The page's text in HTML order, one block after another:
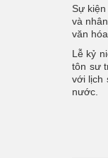
Sự
và
văn
Lễ kỷ
tôn sư
với lịch
nước.